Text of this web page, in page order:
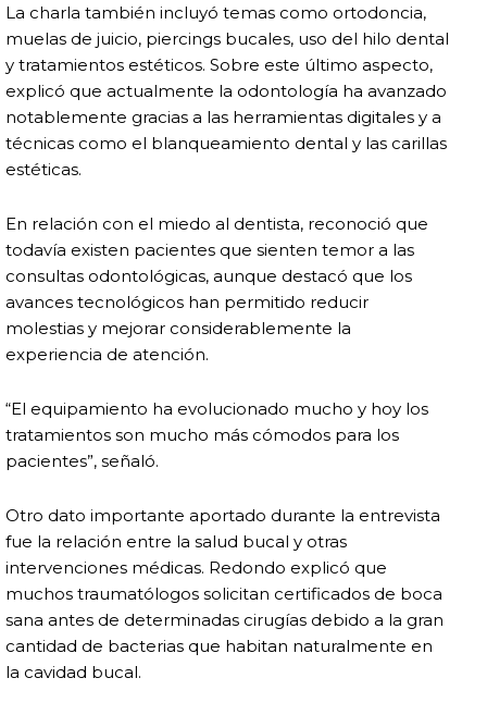
La charla también incluyó temas como ortodoncia,
muelas de juicio, piercings bucales, uso del hilo dental
y tratamientos estéticos. Sobre este último aspecto,
explicó que actualmente la odontología ha avanzado
notablemente gracias a las herramientas digitales y a
técnicas como el blanqueamiento dental y las carillas
estéticas.
En relación con el miedo al dentista, reconoció que
todavía existen pacientes que sienten temor a las
consultas odontológicas, aunque destacó que los
avances tecnológicos han permitido reducir
molestias y mejorar considerablemente la
experiencia de atención.
“El equipamiento ha evolucionado mucho y hoy los
tratamientos son mucho más cómodos para los
pacientes”, señaló.
Otro dato importante aportado durante la entrevista
fue la relación entre la salud bucal y otras
intervenciones médicas. Redondo explicó que
muchos traumatólogos solicitan certificados de boca
sana antes de determinadas cirugías debido a la gran
cantidad de bacterias que habitan naturalmente en
la cavidad bucal.